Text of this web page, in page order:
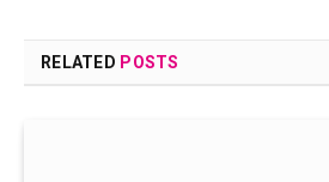
RELATED POSTS